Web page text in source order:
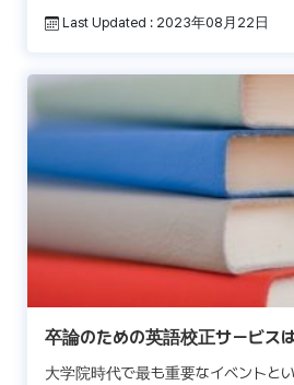
編 […]
Last Updated : 2023年08月22日
卒論のための英語校正サービス
いの？
大学院時代で最も重要なイベントと